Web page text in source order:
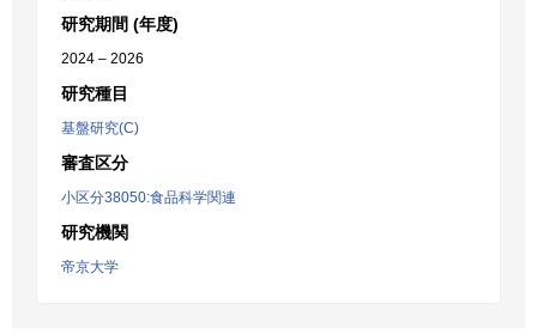
研究期間 (年度)
2024 – 2026
研究種目
基盤研究(C)
審査区分
小区分38050:食品科学関連
研究機関
帝京大学